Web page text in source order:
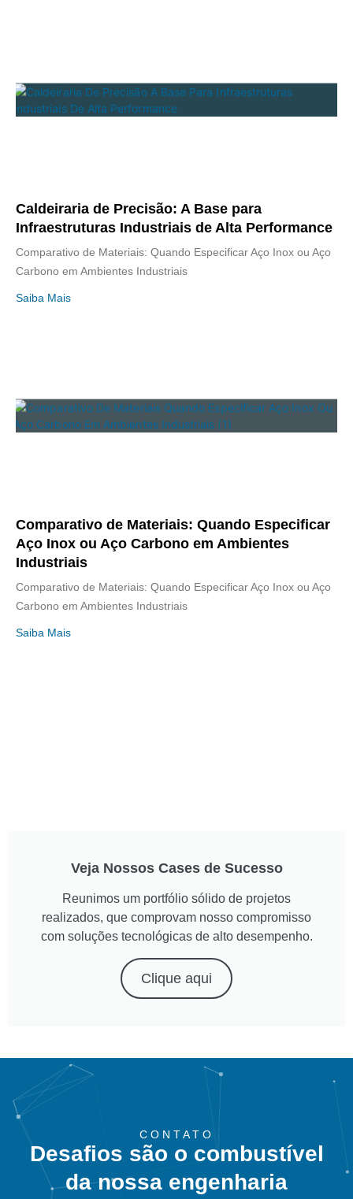
Caldeiraria de Precisão: A Base para
Infraestruturas Industriais de Alta Performance
Comparativo de Materiais: Quando Especificar Aço Inox ou Aço
Carbono em Ambientes Industriais
Saiba Mais
Comparativo de Materiais: Quando Especificar
Aço Inox ou Aço Carbono em Ambientes
Industriais
Comparativo de Materiais: Quando Especificar Aço Inox ou Aço
Carbono em Ambientes Industriais
Saiba Mais
Veja Nossos Cases de Sucesso
Reunimos um portfólio sólido de projetos
realizados, que comprovam nosso compromisso
com soluções tecnológicas de alto desempenho.
Clique aqui
CONTATO
Desafios são o combustível
da nossa engenharia